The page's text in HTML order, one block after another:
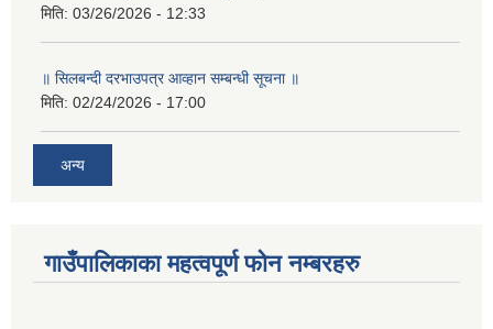
मिति: 03/26/2026 - 12:33
॥ सिलबन्दी दरभाउपत्र आव्हान सम्बन्धी सूचना ॥
मिति: 02/24/2026 - 17:00
अन्य
गाउँपालिकाका महत्वपूर्ण फोन नम्बरहरु